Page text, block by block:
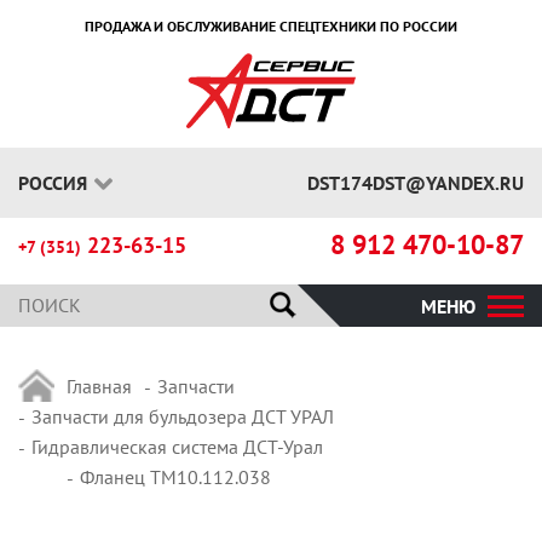
ПРОДАЖА И ОБСЛУЖИВАНИЕ СПЕЦТЕХНИКИ ПО РОССИИ
РОССИЯ DST174DST@YANDEX.RU
+7 (351) 223-63-15 8 912 470-10-87
МЕНЮ
Главная
Запчасти
Запчасти для бульдозера ДСТ УРАЛ
Гидравлическая система ДСТ-Урал
Фланец ТМ10.112.038